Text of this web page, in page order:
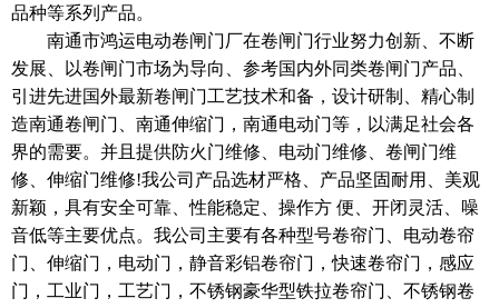
品种等系列产品。
南通市鸿运电动卷闸门厂在卷闸门行业努力创新、不断
发展、以卷闸门市场为导向、参考国内外同类卷闸门产品、
引进先进国外最新卷闸门工艺技术和备，设计研制、精心制
造南通卷闸门、南通伸缩门，南通电动门等，以满足社会各
界的需要。并且提供防火门维修、电动门维修、卷闸门维
修、伸缩门维修!我公司产品选材严格、产品坚固耐用、美观
新颖，具有安全可靠、性能稳定、操作方 便、开闭灵活、噪
音低等主要优点。我公司主要有各种型号卷帘门、电动卷帘
门、伸缩门，电动门，静音彩铝卷帘门，快速卷帘门，感应
门，工业门，工艺门，不锈钢豪华型铁拉卷帘门、不锈钢卷